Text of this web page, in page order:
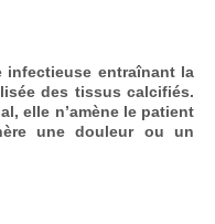
infectieuse entraînant la
des tissus calcifiés.
elle n’amène le patient
une douleur ou un